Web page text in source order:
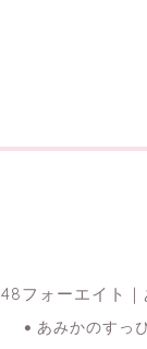
48フォーエイト
あみかのすっ